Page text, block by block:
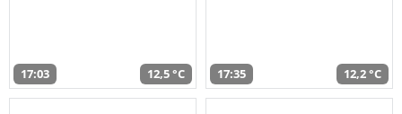
17:03 12,5 °C 17:35 12,2 °C